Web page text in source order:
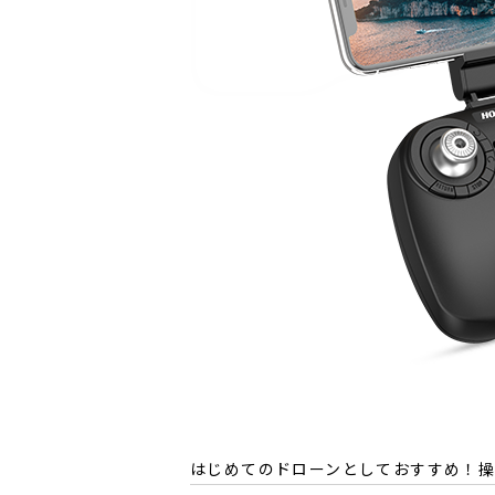
はじめてのドローンとしておすすめ！